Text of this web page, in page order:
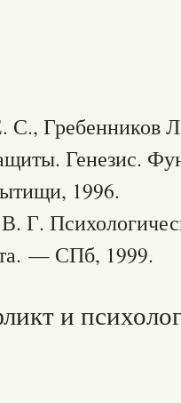
Гребенников
Генезис.
1996.
— СПб, 1999.
и